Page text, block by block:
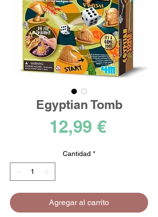
Egyptian Tomb
12,99 €Precio
Cantidad *
Agregar al carrito